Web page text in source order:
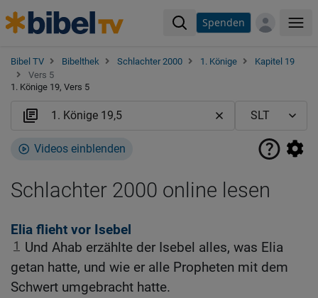
Spenden
Bibel TV Bibelthek Schlachter 2000 1. Könige
Kapitel 19
Vers 5
1. Könige 19, Vers 5
Videos einblenden
Schlachter 2000 online lesen
Elia flieht vor Isebel
1
Und Ahab erzählte der Isebel alles, was Elia
getan hatte, und wie er alle Propheten mit dem
Schwert umgebracht hatte.